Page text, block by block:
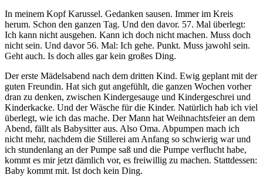
In meinem Kopf Karussel. Gedanken sausen. Immer im Kreis
herum. Schon den ganzen Tag. Und den davor. 57. Mal überlegt:
Ich kann nicht ausgehen. Kann ich doch nicht machen. Muss doch
nicht sein. Und davor 56. Mal: Ich gehe. Punkt. Muss jawohl sein.
Geht auch. Is doch alles gar kein großes Ding.
Der erste Mädelsabend nach dem dritten Kind. Ewig geplant mit der
guten Freundin. Hat sich gut angefühlt, die ganzen Wochen vorher
dran zu denken, zwischen Kindergesauge und Kindergeschrei und
Kinderkacke. Und der Wäsche für die Kinder. Natürlich hab ich viel
überlegt, wie ich das mache. Der Mann hat Weihnachtsfeier an dem
Abend, fällt als Babysitter aus. Also Oma. Abpumpen mach ich
nicht mehr, nachdem die Stillerei am Anfang so schwierig war und
ich stundenlang an der Pumpe saß und die Pumpe verflucht habe,
kommt es mir jetzt dämlich vor, es freiwillig zu machen. Stattdessen:
Baby kommt mit. Ist doch kein Ding.